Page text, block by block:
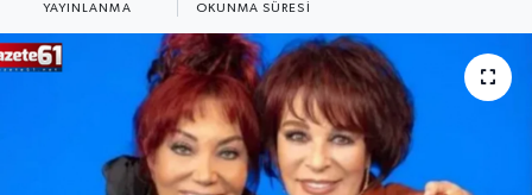
YAYINLANMA OKUNMA SÜRESI
GÜNDEM
Tüm Manşetler
Son Dakika Haberleri
Haber Arşivi